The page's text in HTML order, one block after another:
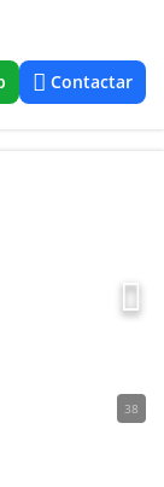
Contactar
38